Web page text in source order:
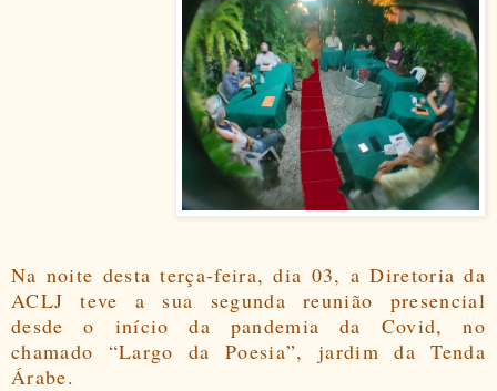
Na noite desta terça-feira, dia 03, a Diretoria da
ACLJ teve a sua segunda reunião presencial
desde o início da pandemia da Covid, no
chamado “Largo da Poesia”, jardim da Tenda
Árabe.